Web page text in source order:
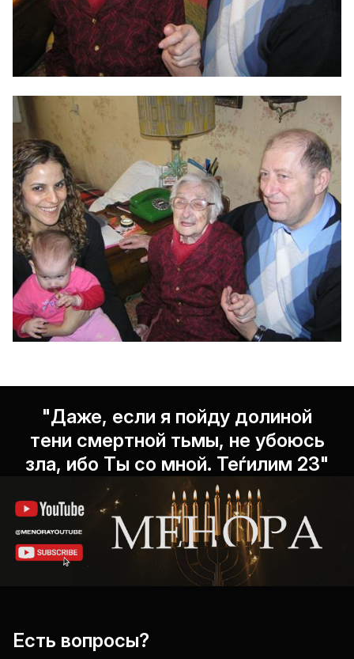
"Даже, если я пойду долиной
тени смертной тьмы, не убоюсь
зла, ибо Ты со мной. Теѓилим 23"
Есть вопросы?